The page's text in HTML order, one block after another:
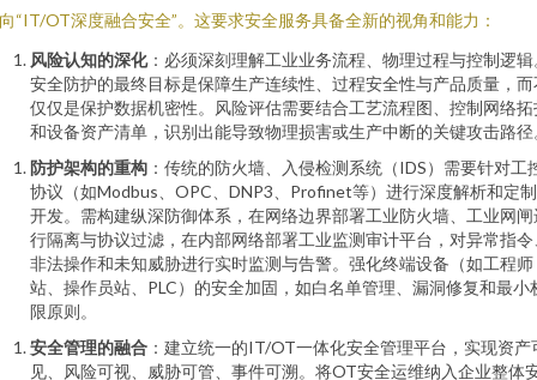
“IT/OT深度融合安全”。这要求安全服务具备全新的视角和能力：
风险认知的深化：必须深刻理解工业业务流程、物理过程与控制逻辑
安全防护的最终目标是保障生产连续性、过程安全性与产品质量，而
仅仅是保护数据机密性。风险评估需要结合工艺流程图、控制网络拓
和设备资产清单，识别出能导致物理损害或生产中断的关键攻击路径
防护架构的重构 ：传统的防火墙、入侵检测系统（IDS）需要针对工
协议（如Modbus、OPC、DNP3、Profinet等）进行深度解析和定
开发。需构建纵深防御体系，在网络边界部署工业防火墙、工业网闸
行隔离与协议过滤，在内部网络部署工业监测审计平台，对异常指令
非法操作和未知威胁进行实时监测与告警。强化终端设备（如工程师
站、操作员站、PLC）的安全加固，如白名单管理、漏洞修复和最小
限原则。
安全管理的融合 ：建立统一的IT/OT一体化安全管理平台，实现资产
见、风险可视、威胁可管、事件可溯。将OT安全运维纳入企业整体